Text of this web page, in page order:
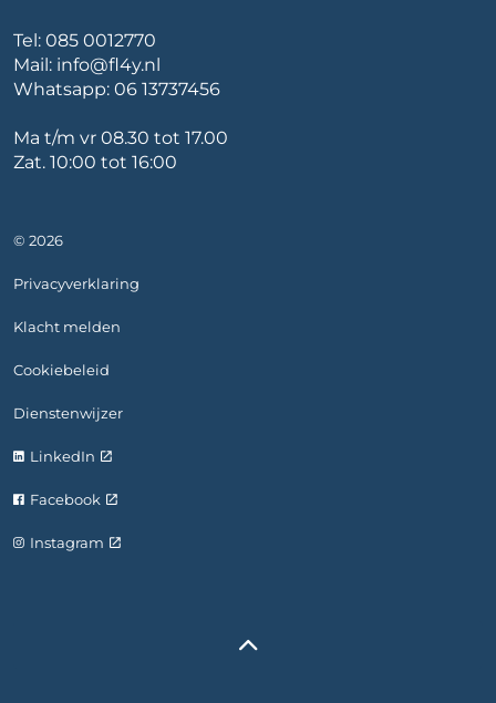
Tel: 085 0012770
Mail: info@fl4y.nl
Whatsapp: 06 13737456
Ma t/m vr 08.30 tot 17.00
Zat. 10:00 tot 16:00
© 2026
Privacyverklaring
Klacht melden
Cookiebeleid
Dienstenwijzer
LinkedIn
Facebook
Instagram